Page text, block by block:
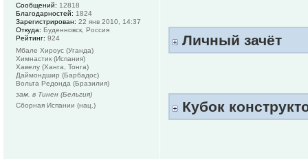
Личный зачёт
Кубок
Сообщений: 12818
Благодарностей: 1824
Зарегистрирован: 22 янв 2010, 14:37
Откуда: Буденновск, Россия
Рейтинг: 924
Мбале Хироус (Уганда)
Химнастик (Испания)
Хавелу (Ханга, Тонга)
Даймондшир (Барбадос)
Вольта Редонда (Бразилия)
зам. в Тинен (Бельгия)
Сборная Испании (нац.)